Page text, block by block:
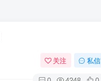
关注 私信